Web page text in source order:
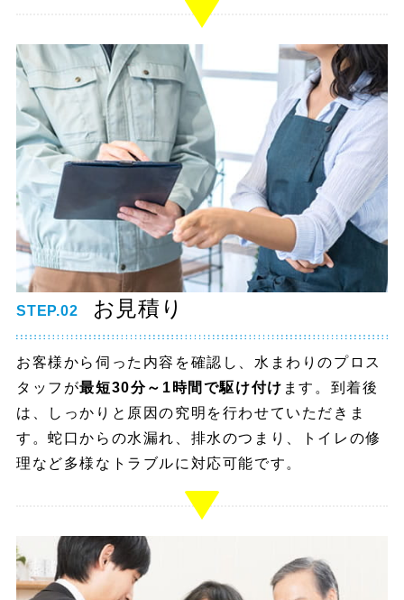
STEP.02 お見積り
お客様から伺った内容を確認し、水まわりのプロス
タッフが最短30分～1時間で駆け付け ます。到着後
は、しっかりと原因の究明を行わせていただきま
す。蛇口からの水漏れ、排水のつまり、トイレの修
理など多様なトラブルに対応可能です。